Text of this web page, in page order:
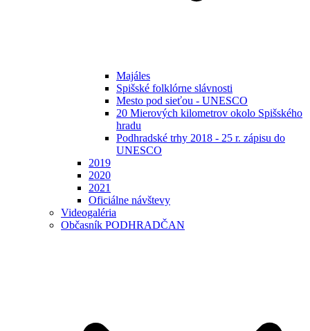
Majáles
Spišské folklórne slávnosti
Mesto pod sieťou - UNESCO
20 Mierových kilometrov okolo Spišského
hradu
Podhradské trhy 2018 - 25 r. zápisu do
UNESCO
2019
2020
2021
Oficiálne návštevy
Videogaléria
Občasník PODHRADČAN